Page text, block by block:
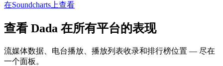
在Soundcharts上查看
查看 Dada 在所有平台的表现
流媒体数据、电台播放、播放列表收录和排行榜位置 — 尽在
一个面板。